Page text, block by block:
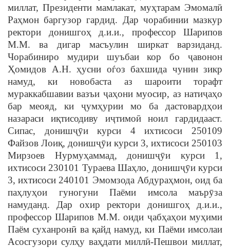
миллат, Президенти мамлакат, муҳтарам Эмомалӣ
Раҳмон баргузор гардид. Дар чорабинии мазкур
ректори донишгоҳ д.и.и., профессор Шарипов
М.М. ва дигар масъулин ширкат варзиданд.
Чорабиниро мудири шуъбаи кор бо ҷавонон
Ҳомидов А.Н. ҳусни оѓоз бахшида чунин зикр
намуд, ки новобаста аз шароити торафт
мураккабшавии вазъи ҷаҳони муосир, аз натиҷаҳо
бар меояд, ки ҷумҳурии мо ба дастовардҳои
назараси иқтисодиву иҷтимоӣ ноил гардидааст.
Сипас, донишҷȳи курси 4 ихтисоси 250109
Файзов Лоиқ, донишҷȳи курси 3, ихтисоси 250103
Мирзоев Нурмуҳаммад, донишҷȳи курси 1,
ихтисоси 230101 Тураева Шаҳло, донишҷȳи курси
3, ихтисоси 240101 Эмомзода Абдураҳмон, оид ба
паҳлуҳои гуногуни Паёми имсола маърȳза
намуданд. Дар охир ректори донишгоҳ д.и.и.,
профессор Шарипов М.М. оиди ҷабҳаҳои муҳими
Паём суханронӣ ва қайд намуд, ки Паёми имсолаи
Асосгузори сулҳу ваҳдати миллӣ-Пешвои миллат,